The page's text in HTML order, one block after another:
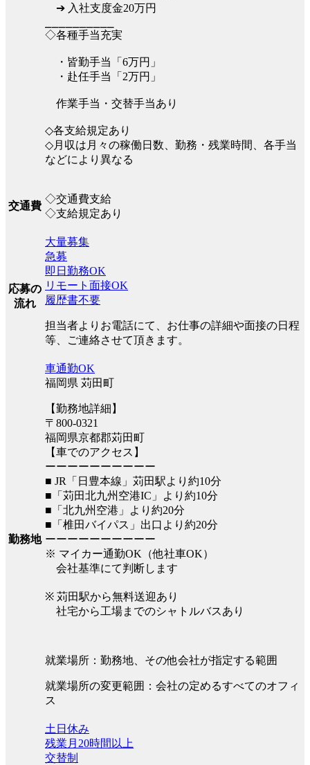
➔ 入社支度金20万円
◇各種手当充実
・皆勤手当「6万円」
・赴任手当「2万円」
作業手当・交替手当あり
◇各支給規定あり
◇月収は月々の稼働日数、勤務・残業時間、各手当
などにより異なる
交通費
◇交通費支給
◇支給規定あり
応募の
流れ
大量募集
急募
即日勤務OK
リモート面接OK
履歴書不要
担当者よりお電話にて、お仕事の詳細や面接の日程
等、ご連絡させて頂きます。
勤務地
車通勤OK
福岡県 苅田町
【勤務地詳細】
〒800-0321
福岡県京都郡苅田町
【車でのアクセス】
ーーーーーーーーーー
■ JR「日豊本線」苅田駅より約10分
■「苅田北九州空港IC」より約10分
■「北九州空港」より約20分
■「椎田バイパス」出口より約20分
ーーーーーーーーーー
※ マイカー通勤OK（他社車OK）
会社基準にて判断します
※ 苅田駅から無料送迎あり
社宅から工場までのシャトルバスあり
就業場所：勤務地、その他会社が指定する範囲
就業場所の変更範囲：会社の定めるすべてのオフィ
ス
土日休み
残業月20時間以上
交替制